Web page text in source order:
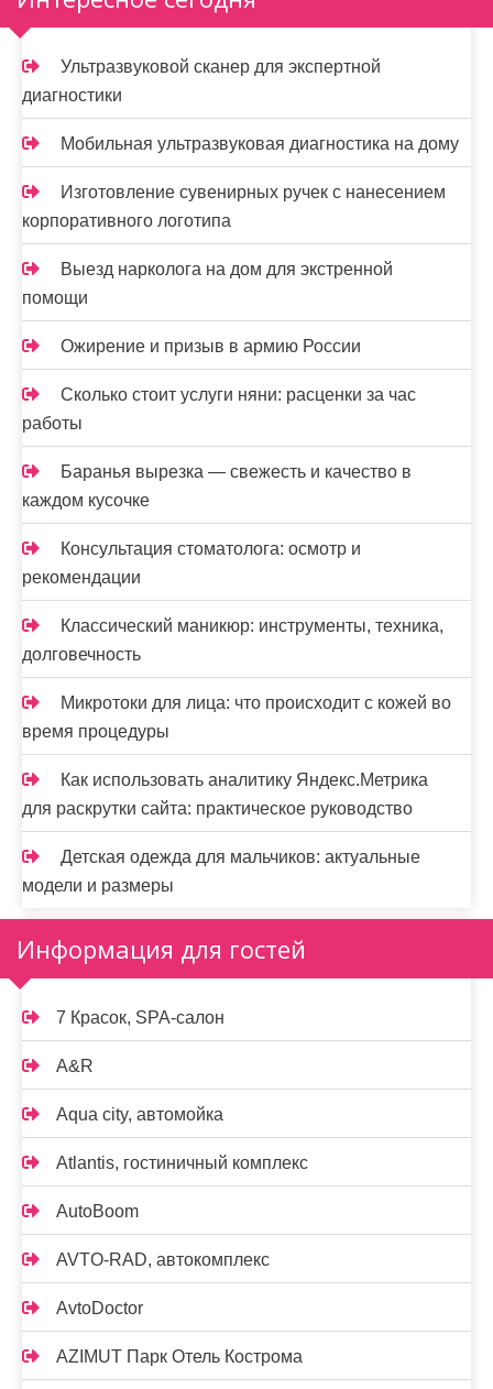
а
п
и
с
я
м
Ультразвуковой сканер для экспертной
диагностики
Мобильная ультразвуковая диагностика на дому
Изготовление сувенирных ручек с нанесением
корпоративного логотипа
Выезд нарколога на дом для экстренной
помощи
Ожирение и призыв в армию России
Сколько стоит услуги няни: расценки за час
работы
Баранья вырезка — свежесть и качество в
каждом кусочке
Консультация стоматолога: осмотр и
рекомендации
Классический маникюр: инструменты, техника,
долговечность
Микротоки для лица: что происходит с кожей во
время процедуры
Как использовать аналитику Яндекс.Метрика
для раскрутки сайта: практическое руководство
Детская одежда для мальчиков: актуальные
модели и размеры
Информация для гостей
7 Красок, SPA-салон
A&R
Aqua city, автомойка
Atlantis, гостиничный комплекс
AutoBoom
AVTO-RAD, автокомплекс
AvtoDoctor
AZIMUT Парк Отель Кострома